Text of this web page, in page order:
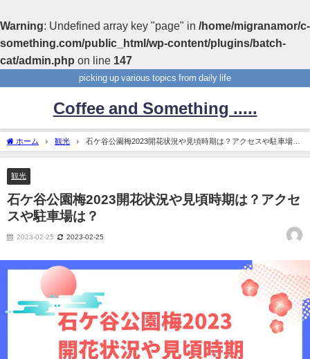
Warning: Undefined array key "page" in /home/migranamor/c-
something.com/public_html/wp-content/plugins/batch-
cat/admin.php on line 147
picking up various topics from daily life
Coffee and Something .....
ホーム 観光
石ケ谷公園梅2023開花状況や見頃時期は？アクセスや駐車場
は？
観光
石ケ谷公園梅2023開花状況や見頃時期は？アクセ
スや駐車場は？
2023-02-25 2023-02-25